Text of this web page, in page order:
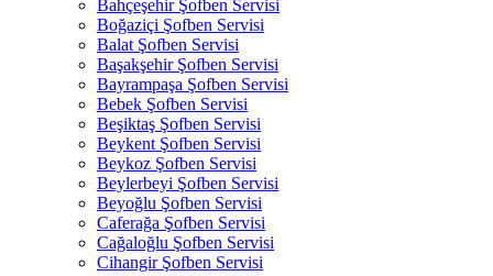
Bahçeşehir Şofben Servisi
Boğaziçi Şofben Servisi
Balat Şofben Servisi
Başakşehir Şofben Servisi
Bayrampaşa Şofben Servisi
Bebek Şofben Servisi
Beşiktaş Şofben Servisi
Beykent Şofben Servisi
Beykoz Şofben Servisi
Beylerbeyi Şofben Servisi
Beyoğlu Şofben Servisi
Caferağa Şofben Servisi
Cağaloğlu Şofben Servisi
Cihangir Şofben Servisi